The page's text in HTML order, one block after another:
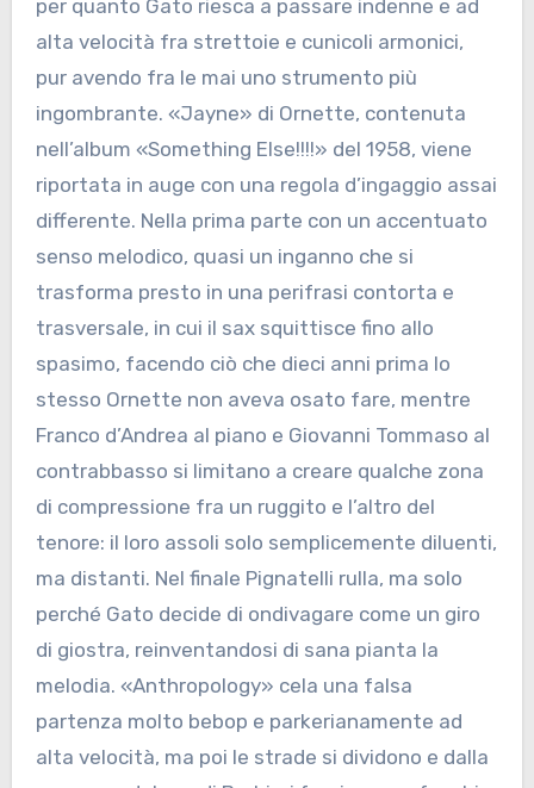
per quanto Gato riesca a passare indenne e ad
alta velocità fra strettoie e cunicoli armonici,
pur avendo fra le mai uno strumento più
ingombrante. «Jayne» di Ornette, contenuta
nell’album «Something Else!!!!» del 1958, viene
riportata in auge con una regola d’ingaggio assai
differente. Nella prima parte con un accentuato
senso melodico, quasi un inganno che si
trasforma presto in una perifrasi contorta e
trasversale, in cui il sax squittisce fino allo
spasimo, facendo ciò che dieci anni prima lo
stesso Ornette non aveva osato fare, mentre
Franco d’Andrea al piano e Giovanni Tommaso al
contrabbasso si limitano a creare qualche zona
di compressione fra un ruggito e l’altro del
tenore: il loro assoli solo semplicemente diluenti,
ma distanti. Nel finale Pignatelli rulla, ma solo
perché Gato decide di ondivagare come un giro
di giostra, reinventandosi di sana pianta la
melodia. «Anthropology» cela una falsa
partenza molto bebop e parkerianamente ad
alta velocità, ma poi le strade si dividono e dalla